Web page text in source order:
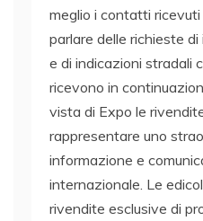
meglio i contatti
parlare delle richieste
e di indicazioni stradali
ricevono in
vista di Expo le
rappresentare uno
informazione e
internazionale. Le
rivendite esclusive di